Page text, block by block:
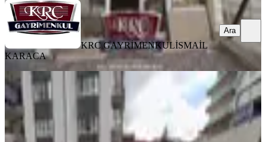
KRC GAYRİMENKULİSMAİL
KARACA
Ara
KREDİYE
UYGUN
%
Krc'den Çağlayan Mah. Tıp Fakültesi
Cad. Üzerinde Satılık Dükkan
Mamak, Çağlayan Mahallesi